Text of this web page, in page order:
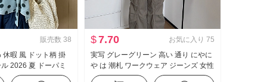
販売数 38
休暇 風 ドット柄 掛
2026 夏 ドーパミ
ベビーシャツ トッ
$7.70 お気に入り 75
実写 グレーグリーン 高い 通り にやに
や は 潮札 ワークウェア ジーンズ 女性
アメリカンスタイル ヴィンテージ ル